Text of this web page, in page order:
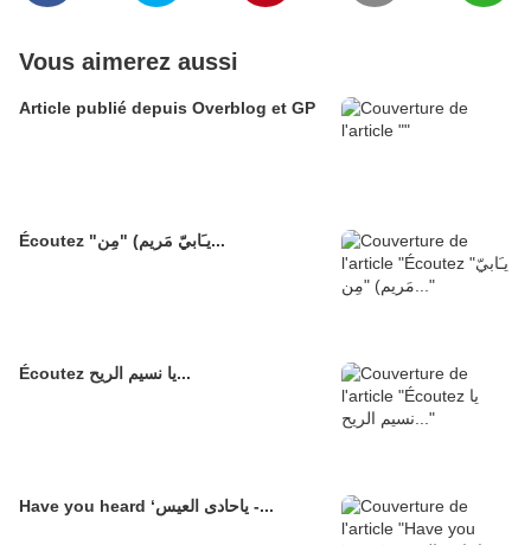
Vous aimerez aussi
Article publié depuis Overblog et GP
Écoutez "يـَابيّ مَريم) "مِن...
Écoutez يا نسيم الريح...
Have you heard ‘ياحادى العيس -...